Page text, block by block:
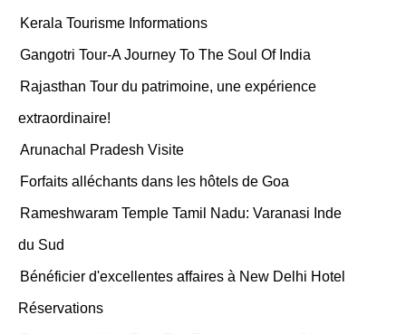
Kerala Tourisme Informations
Gangotri Tour-A Journey To The Soul Of India
Rajasthan Tour du patrimoine, une expérience
extraordinaire!
Arunachal Pradesh Visite
Forfaits alléchants dans les hôtels de Goa
Rameshwaram Temple Tamil Nadu: Varanasi Inde
du Sud
Bénéficier d'excellentes affaires à New Delhi Hotel
Réservations